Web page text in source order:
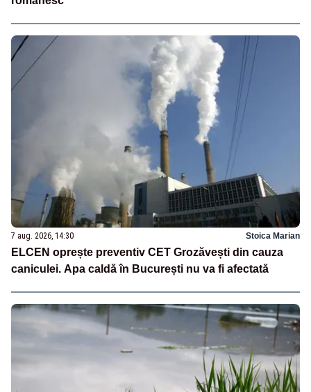
7 aug. 2026, 14:30 Stoica Marian
ELCEN oprește preventiv CET Grozăvești din cauza
caniculei. Apa caldă în București nu va fi afectată